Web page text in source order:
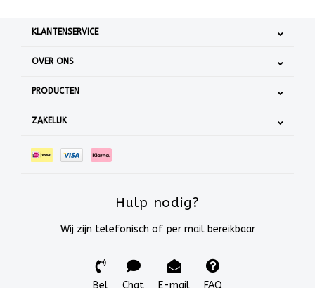
KLANTENSERVICE
OVER ONS
PRODUCTEN
ZAKELIJK
Hulp nodig?
Wij zijn telefonisch of per mail bereikbaar
Bel Chat E-mail FAQ